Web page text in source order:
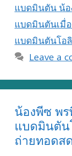
แบดมินตัน น้
แบดมินตันเมื่
แบดมินตันโอ
Leave a
น้องพีซ พ
แบดมินตัน
ถ่ายทอดส